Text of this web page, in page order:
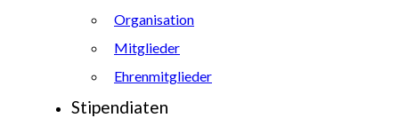
Organisation
Mitglieder
Ehrenmitglieder
Stipendiaten